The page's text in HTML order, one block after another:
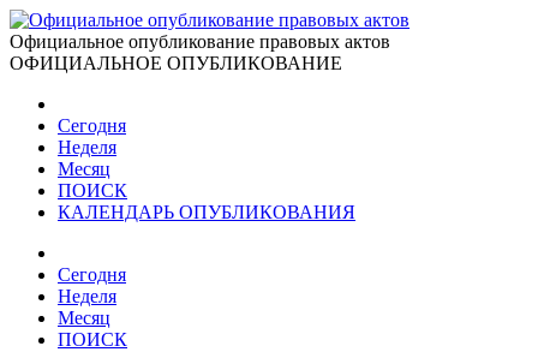
Официальное опубликование правовых актов
ОФИЦИАЛЬНОЕ ОПУБЛИКОВАНИЕ
Сегодня
Неделя
Месяц
ПОИСК
КАЛЕНДАРЬ ОПУБЛИКОВАНИЯ
Сегодня
Неделя
Месяц
ПОИСК